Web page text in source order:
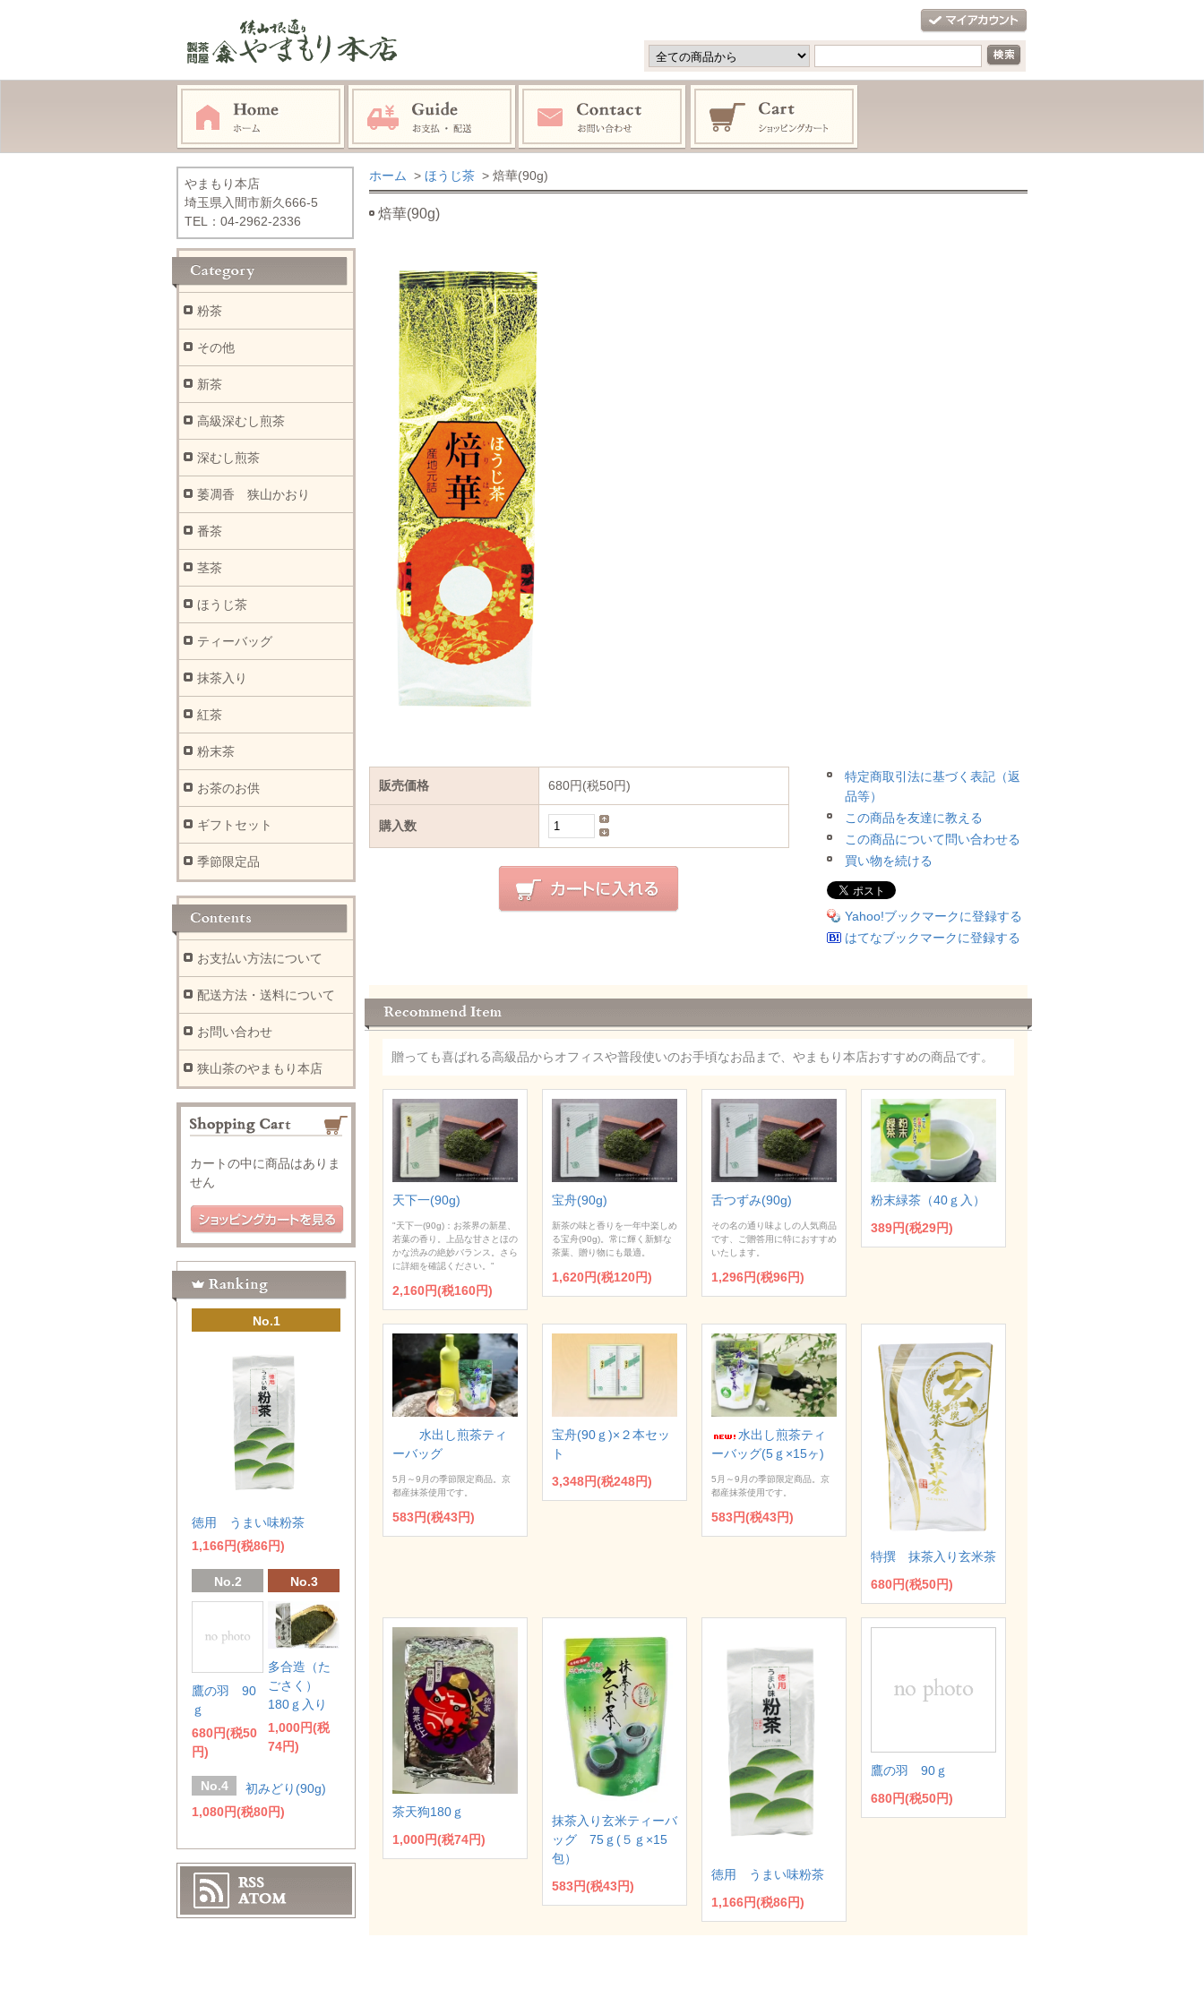
ホーム > ほうじ茶 > 焙華(90g)
焙華(90g)
販売価格 680円(税50円)
購入数
特定商取引法に基づく表記（返
品等）
この商品を友達に教える
この商品について問い合わせる
買い物を続ける
Yahoo!ブックマークに登録する
はてなブックマークに登録する
贈っても喜ばれる高級品からオフィスや普段使いのお手頃なお品まで、やまもり本店おすすめの商品です。
天下一(90g)
"天下一(90g)：お茶界の新星、
若葉の香り。上品な甘さとほの
かな渋みの絶妙バランス。さら
に詳細を確認ください。"
2,160円(税160円)
宝舟(90g)
新茶の味と香りを一年中楽しめ
る宝舟(90g)。常に輝く新鮮な
茶葉、贈り物にも最適。
1,620円(税120円)
舌つずみ(90g)
その名の通り味よしの人気商品
です、ご贈答用に特におすすめ
いたします。
1,296円(税96円)
粉末緑茶（40ｇ入）
389円(税29円)
水出し煎茶ティ
ーバッグ
5月～9月の季節限定商品。京
都産抹茶使用です。
583円(税43円)
宝舟(90ｇ)×２本セッ
ト
3,348円(税248円)
水出し煎茶ティ
ーバッグ(5ｇ×15ヶ)
5月～9月の季節限定商品。京
都産抹茶使用です。
583円(税43円)
特撰 抹茶入り玄米茶
680円(税50円)
茶天狗180ｇ
1,000円(税74円)
抹茶入り玄米ティーバ
ッグ 75ｇ(５ｇ×15
包）
583円(税43円)
徳用 うまい味粉茶
1,166円(税86円)
鷹の羽 90ｇ
680円(税50円)
やまもり本店
埼玉県入間市新久666-5
TEL：04-2962-2336
粉茶
その他
新茶
高級深むし煎茶
深むし煎茶
萎凋香 狭山かおり
番茶
茎茶
ほうじ茶
ティーバッグ
抹茶入り
紅茶
粉末茶
お茶のお供
ギフトセット
季節限定品
お支払い方法について
配送方法・送料について
お問い合わせ
狭山茶のやまもり本店
カートの中に商品はありま
せん
No.1
徳用 うまい味粉茶
1,166円(税86円)
No.2
鷹の羽 90
ｇ
680円(税50
円)
No.3
多合造（た
ごさく）
180ｇ入り
1,000円(税
74円)
No.4
初みどり(90g)
1,080円(税80円)